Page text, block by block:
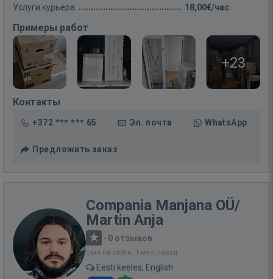
Услуги курьера 18,00€/час
Примеры работ
+23
Контакты
+372 *** *** 65 Эл. почта WhatsApp
Предложить заказ
Compania Manjana OÜ/
Martin Anja
· 0 отзывов
Был на сайте: 1 мес. назад
Eesti keeles, English